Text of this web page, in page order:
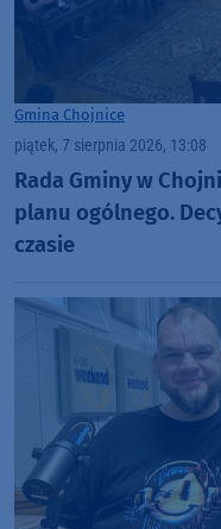
Gmina Chojnice
piątek, 7 sierpnia 2026, 13:08
Rada Gminy w
planu ogólnego.
czasie